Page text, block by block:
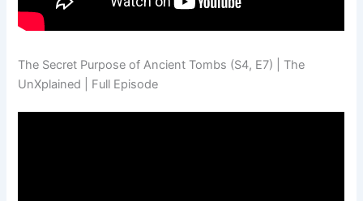
The Secret Purpose of Ancient Tombs (S4, E7) | The
UnXplained | Full Episode